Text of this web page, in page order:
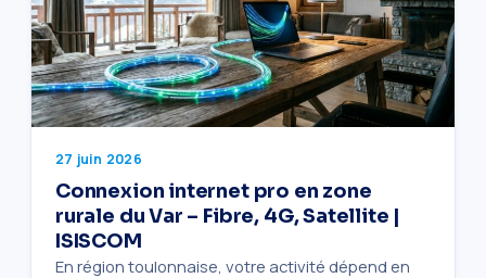
27 juin 2026
Connexion internet pro en zone
rurale du Var – Fibre, 4G, Satellite |
ISISCOM
En région toulonnaise, votre activité dépend en